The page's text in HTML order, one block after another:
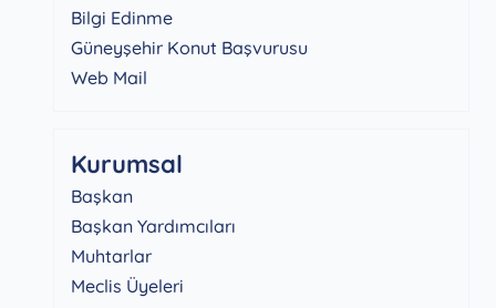
Bilgi Edinme
Güneyşehir Konut Başvurusu
Web Mail
Kurumsal
Başkan
Başkan Yardımcıları
Muhtarlar
Meclis Üyeleri